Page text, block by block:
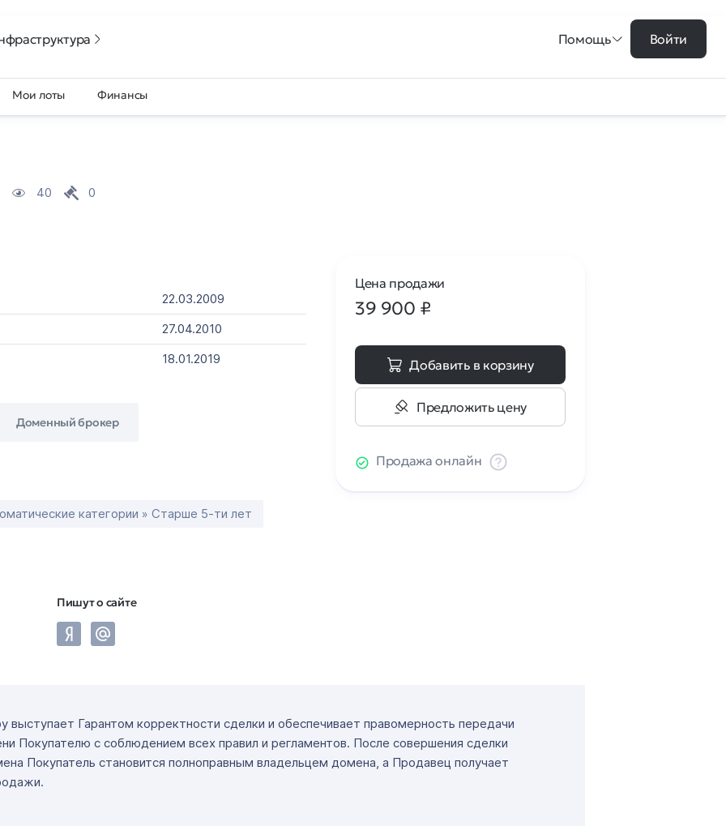
Помощь Войти
Мои лоты Финансы
40 0
22.03.2009
27.04.2010
18.01.2019
Доменный брокер
категории » Старше 5-ти лет
Пишут о сайте
Цена продажи
39 900 ₽
Добавить в корзину
Предложить цену
Продажа онлайн
выступает Гарантом корректности сделки и обеспечивает правомерность передачи
Покупателю с соблюдением всех правил и регламентов. После совершения сделки
Покупатель становится полноправным владельцем домена, а Продавец получает